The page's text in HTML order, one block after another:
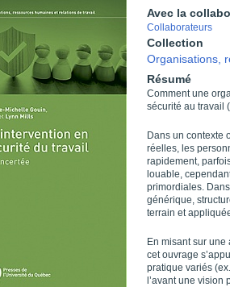
Avec la
Collaborateurs
Collection
Organisations,
Résumé
Comment une
sécurité au travail
Dans un contexte
réelles, les
rapidement,
louable,
primordiales.
générique,
terrain et
En misant sur
cet ouvrage
pratique variés
l’avant une vision